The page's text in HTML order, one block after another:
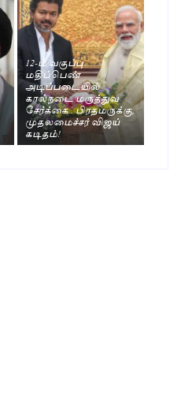
12-ம் வகுப்பு
மதிப்பெண்
அடிப்படையில்
கால்நடை மருத்துவ
சேர்க்கை.. பிரதமருக்கு,
முதலமைச்சர் விஜய்
கடிதம்!